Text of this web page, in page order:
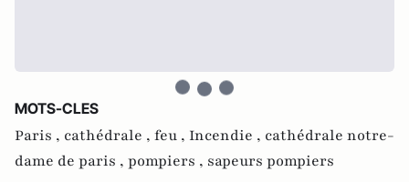
MOTS-CLES
Paris , cathédrale , feu , Incendie , cathédrale notre-
dame de paris , pompiers , sapeurs pompiers